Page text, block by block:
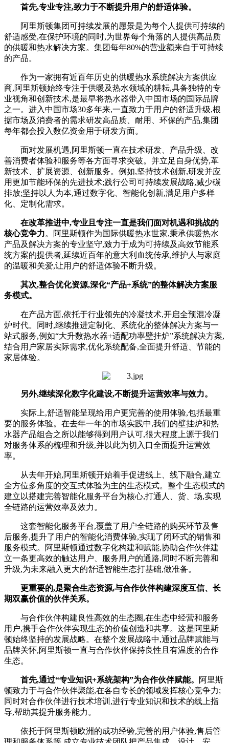
首先,专业专注,致力于不断提升用户的舒适体验。
阿里斯顿集团可持续发展的愿景是为每个人提供可持续的
舒适感受,在保护环境的同时,为世界每个角落的人提供高品质
的供暖和热水解决方案。集团每年80%的营业额来自于可持续
的产品。
作为一家拥有近百年历史的供暖热水系统解决方案供应
商,阿里斯顿始终专注于供暖及热水领域的耕耘,具备独特的专
业视角和创新技术,是最早将热水器带入中国市场的国际品牌
之一。进入中国市场30多年来,一直致力于用户的舒适升级,根
据市场及消费者的需求研发高品质、耐用、环保的产品,集团
每年都会投入数亿资金用于研发方面。
面对发展机遇,阿里斯顿一直在技术研发、产品升级、改
善消费者体验和服务等各方面寻求突破。并立足自身优势,革
新技术、扩展资源、创新服务。例如,坚持技术创新,研发并应
用更加节能环保的先进技术;践行公司可持续发展战略,减少碳
排放;坚持以人为本,通过数字化、智能化创新,满足用户多样
化、定制化需求。
在改革推进中,专业且专注一直是我们面对机遇和挑战的
核心竞争力。阿里斯顿作为国际供暖热水世家,秉承供暖热水
产品及解决方案的专业坚守,致力于成为可持续及高效节能系
统方案的提供者,延续近百年的意大利血统传承,维护人与家庭
的温暖和关爱,让用户的舒适体验不断升级。
其次,整合优化资源,深化“产品+系统”的整体解决方案服
务模式。
在产品方面,依托于行业领先的冷凝技术,开启全预混冷凝
炉时代。同时,继续推进定制化、系统化的整体解决方案与一
站式服务,例如“大升数热水器+适配功率壁挂炉”系统解决方案,
结合用户家居实际需求,优化系统配备,全面提升舒适、节能的
家居体验。
另外,继续深化数字化建设,不断提升运营效率与效力。
实际上,舒适智能呈现给用户更完善的使用体验,包括最重
要的服务体验。在去年一年的市场实践中,我们的壁挂炉和热
水器产品组合之所以能够得到用户认可,很大程度上源于我们
对服务体系的梳理和升级,并以此为切入口全面提升运营效
率。
从去年开始,阿里斯顿开始着手促进线上、线下融合,建立
全方位多角度的交互式体验为主的生态模式。整个生态模式的
建立以搭建完善智能化服务平台为核心,打通人、货、场,实现
全链路的运营效率及效力。
这套智能化服务平台,覆盖了用户全链路的购买环节及售
后服务,提升了用户的智能化消费体验,实现了闭环式的销售和
服务模式。阿里斯顿通过数字化构建和赋能,协助合作伙伴建
立一条更高效的触达用户、服务用户的通路,同时不断完善和
升级,为未来融入更大的舒适智能生态打基础,做准备。
更重要的,是聚合生态资源,与合作伙伴构建深度互信、长
期双赢价值的伙伴关系。
与合作伙伴构建良性高效的生态圈,在生态中经营和服务
用户,携手合作伙伴实现生态的价值创造和共享。这是阿里斯
顿始终坚持的发展战略。在整个发展战略中,通过品牌赋能与
品牌关怀,阿里斯顿一直与合作伙伴保持良性且有温度的合作
生态。
首先,通过“专业知识+系统架构”为合作伙伴赋能。
阿里斯
顿致力于与合作伙伴聚能,在各自专长的领域发挥核心竞争力;
同时对合作伙伴进行技术培训,进行专业知识和技术的线上指
导,帮助其提升服务能力。
依托于阿里斯顿欧洲的成功经验,完善的用户体验,售后管